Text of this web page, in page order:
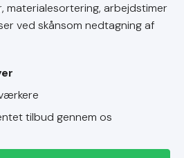
materialesortering, arbejdstimer
ved skånsom nedtagning af
tilbud gennem os